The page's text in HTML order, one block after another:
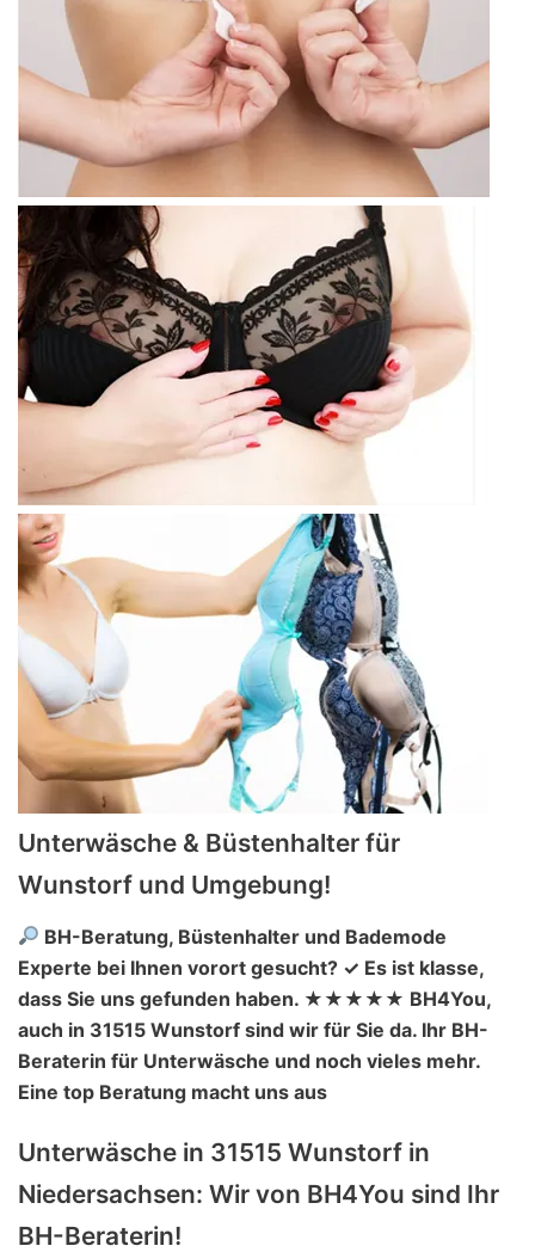
Unterwäsche & Büstenhalter für
Wunstorf und Umgebung!
BH-Beratung, Büstenhalter und Bademode
Experte bei Ihnen vorort gesucht? ✓ Es ist klasse,
dass Sie uns gefunden haben. ★★★★★ BH4You,
auch in 31515 Wunstorf sind wir für Sie da. Ihr BH-
Beraterin für Unterwäsche und noch vieles mehr.
Eine top Beratung macht uns aus
Unterwäsche in 31515 Wunstorf in
Niedersachsen: Wir von BH4You sind Ihr
BH-Beraterin!